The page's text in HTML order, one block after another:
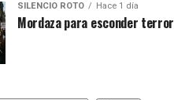
SILENCIO ROTO Hace 1 día
Mordaza para esconder terror